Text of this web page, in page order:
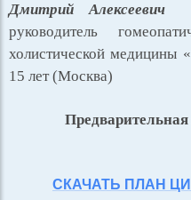
Дмитрий Алексеевич
руководитель
холистической медицины
15 лет (Москва)
Предварительная
СКАЧАТЬ ПЛАН